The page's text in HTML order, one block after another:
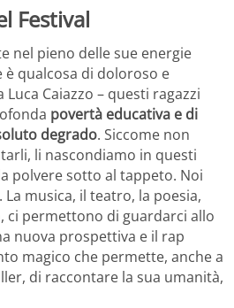
Festival
nel pieno delle sue energie
qualcosa di doloroso e
Caiazzo – questi ragazzi
povertà educativa e di
degrado. Siccome non
li nascondiamo in questi
polvere sotto al tappeto. Noi
musica, il teatro, la poesia,
ci permettono di guardarci allo
nuova prospettiva e il rap
magico che permette, anche a
di raccontare la sua umanità,